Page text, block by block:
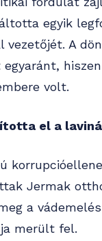
egyik
vezetőjét. A
volt.
el a
Jermak
a
merült fel.